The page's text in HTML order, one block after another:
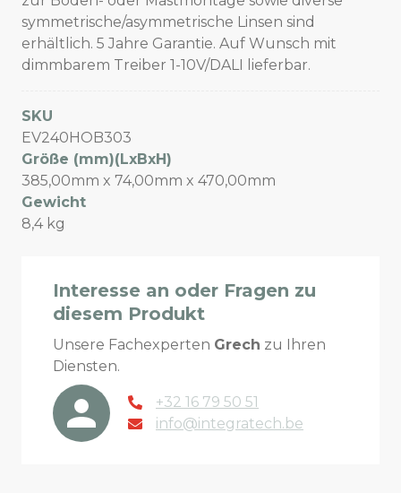
symmetrische/asymmetrische Linsen sind
erhältlich. 5 Jahre Garantie. Auf Wunsch mit
dimmbarem Treiber 1-10V/DALI lieferbar.
SKU
EV240HOB303
Größe (mm)(LxBxH)
385,00mm x 74,00mm x 470,00mm
Gewicht
8,4 kg
Interesse an oder Fragen zu
diesem Produkt
Unsere Fachexperten Grech zu Ihren
Diensten.
+32 16 79 50 51
info@integratech.be